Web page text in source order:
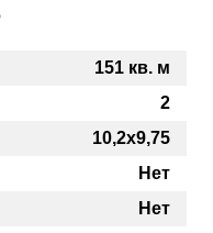
151 кв. м
2
10,2x9,75
Нет
Нет